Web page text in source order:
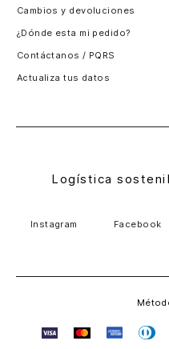
Cambios y devoluciones
¿Dónde esta mi pedido?
Contáctanos / PQRS
Actualiza tus datos
Logística
Instagram Facebook